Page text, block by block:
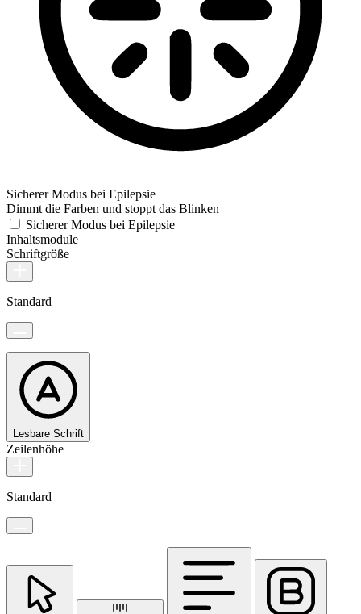
Sicherer Modus bei Epilepsie
Dimmt die Farben und stoppt das Blinken
Sicherer Modus bei Epilepsie
Inhaltsmodule
Schriftgröße
Standard
Lesbare Schrift
Zeilenhöhe
Standard